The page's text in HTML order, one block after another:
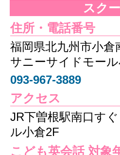
スク
住所・電話番号
福岡県北九州市小
サニーサイドモー
093-967-3889
アクセス
JR下曽根駅南口す
ル小倉2F
こども英会話 対象